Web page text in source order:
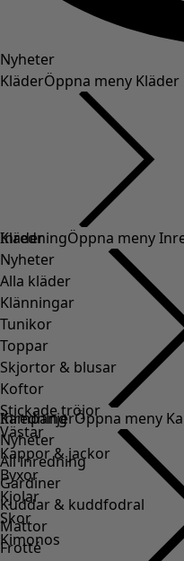
Nyheter
KläderÖppna meny Kläder
Kläder
Nyheter
Alla kläder
Klänningar
Tunikor
Toppar
Skjortor & blusar
Koftor
Stickade tröjor
Västar
Kappor & jackor
Byxor
Kjolar
Skor
Kimonos
InredningÖppna meny
Inredning
Nyheter
All inredning
Gardiner
Kuddar & kuddfodral
Mattor
Frotté
KampanjerÖppna meny